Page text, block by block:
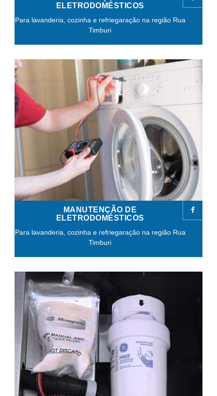
ELETRODOMÉSTICOS
Para lavanderia, cozinha e refriegaração na região Rua
Timburi
MANUTENÇÃO DE
ELETRODOMÉSTICOS
Para lavanderia, cozinha e refriegaração na região Rua
Timburi